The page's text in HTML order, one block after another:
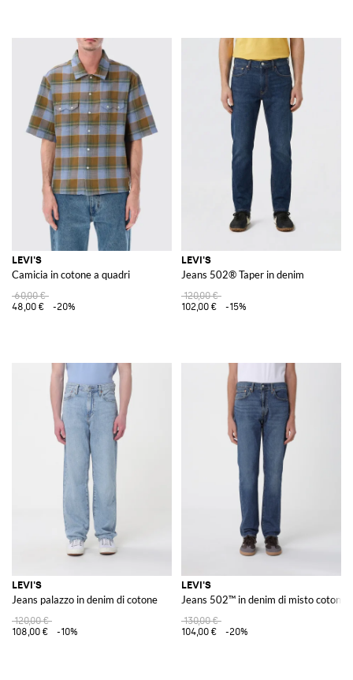
LEVI'S
Camicia in cotone a quadri
60,00 €
48,00 €
-20%
LEVI'S
Jeans 502®️ Taper in denim
120,00 €
102,00 €
-15%
LEVI'S
Jeans palazzo in denim di cotone
120,00 €
108,00 €
-10%
LEVI'S
Jeans 502™ in denim di misto cotone
130,00 €
104,00 €
-20%